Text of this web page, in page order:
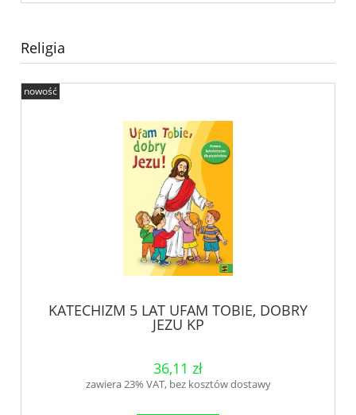
Religia
KATECHIZM 5 LAT UFAM TOBIE, DOBRY
JEZU KP
36,11 zł
zawiera 23% VAT, bez kosztów dostawy
nowość